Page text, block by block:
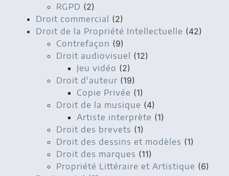
RGPD (2)
Droit commercial (2)
Droit de la Propriété Intellectuelle (42)
Contrefaçon (9)
Droit audiovisuel (12)
Jeu vidéo (2)
Droit d'auteur (19)
Copie Privée (1)
Droit de la musique (4)
Artiste interprète (1)
Droit des brevets (1)
Droit des dessins et modèles (1)
Droit des marques (11)
Propriété Littéraire et Artistique (6)